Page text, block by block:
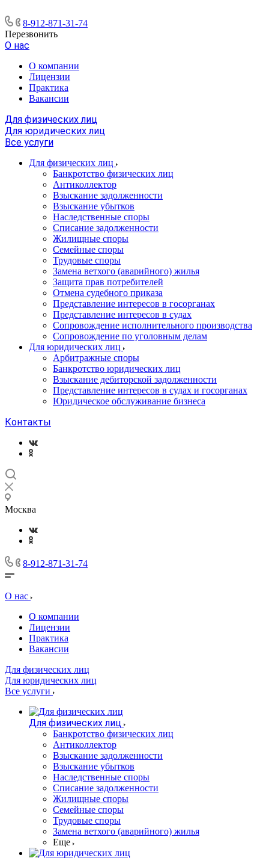
8-912-871-31-74
Перезвонить
О нас
О компании
Лицензии
Практика
Вакансии
Для физических лиц
Для юридических лиц
Все услуги
Для физических лиц
Банкротство физических лиц
Антиколлектор
Взыскание задолженности
Взыскание убытков
Наследственные споры
Списание задолженности
Жилищные споры
Семейные споры
Трудовые споры
Замена ветхого (аварийного) жилья
Защита прав потребителей
Отмена судебного приказа
Представление интересов в госорганах
Представление интересов в судах
Сопровождение исполнительного производства
Сопровождение по уголовным делам
Для юридических лиц
Арбитражные споры
Банкротство юридических лиц
Взыскание дебиторской задолженности
Представление интересов в судах и госорганах
Юридическое обслуживание бизнеса
Контакты
Москва
8-912-871-31-74
О нас
О компании
Лицензии
Практика
Вакансии
Для физических лиц
Для юридических лиц
Все услуги
Для физических лиц
Банкротство физических лиц
Антиколлектор
Взыскание задолженности
Взыскание убытков
Наследственные споры
Списание задолженности
Жилищные споры
Семейные споры
Трудовые споры
Замена ветхого (аварийного) жилья
Еще